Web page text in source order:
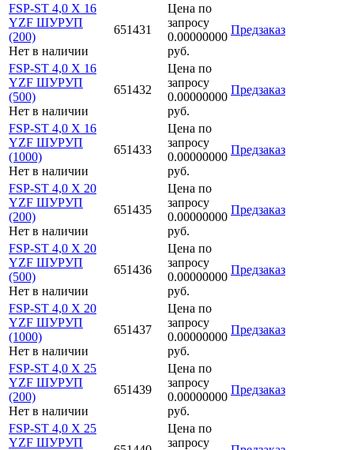
FSP-ST 4,0 X 16
YZF ШУРУП
(200)
Нет в наличии
651431
Цена по
запросу
0.00000000
руб.
Предзаказ
FSP-ST 4,0 X 16
YZF ШУРУП
(500)
Нет в наличии
651432
Цена по
запросу
0.00000000
руб.
Предзаказ
FSP-ST 4,0 X 16
YZF ШУРУП
(1000)
Нет в наличии
651433
Цена по
запросу
0.00000000
руб.
Предзаказ
FSP-ST 4,0 X 20
YZF ШУРУП
(200)
Нет в наличии
651435
Цена по
запросу
0.00000000
руб.
Предзаказ
FSP-ST 4,0 X 20
YZF ШУРУП
(500)
Нет в наличии
651436
Цена по
запросу
0.00000000
руб.
Предзаказ
FSP-ST 4,0 X 20
YZF ШУРУП
(1000)
Нет в наличии
651437
Цена по
запросу
0.00000000
руб.
Предзаказ
FSP-ST 4,0 X 25
YZF ШУРУП
(200)
Нет в наличии
651439
Цена по
запросу
0.00000000
руб.
Предзаказ
FSP-ST 4,0 X 25
YZF ШУРУП
Цена по
запросу